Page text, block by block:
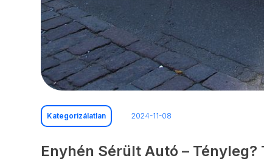
Kategorizálatlan 2024-11-08
Enyhén Sérült Autó – Tényleg?